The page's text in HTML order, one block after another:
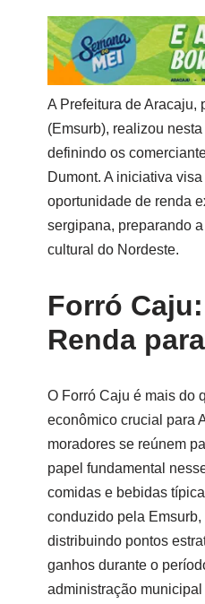
A Prefeitura de Aracaju,
(Emsurb), realizou
definindo os
Dumont. A iniciativa
oportunidade de renda
sergipana, preparando
cultural do Nordeste.
Forró
Renda
O Forró Caju é mais do
econômico crucial para
moradores se reúnem
papel fundamental
comidas e bebidas
conduzido pela
distribuindo pontos
ganhos durante o
administração